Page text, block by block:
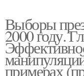
Выборы
2000 году.
примерах